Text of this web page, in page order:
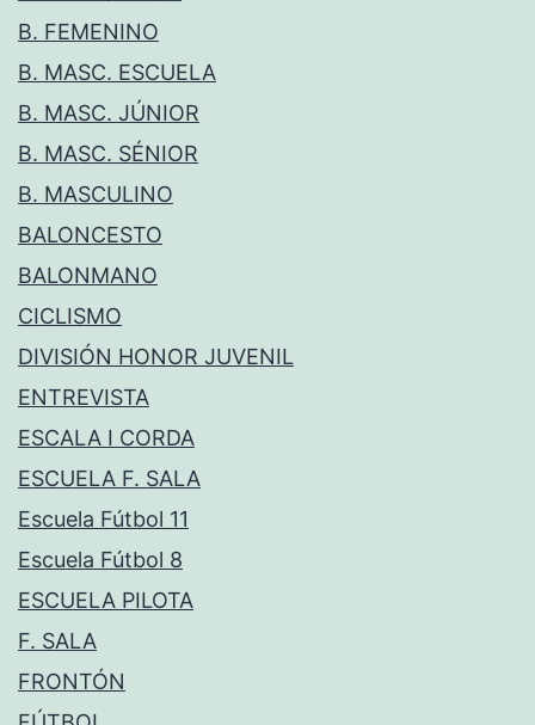
B. FEMENINO
B. MASC. ESCUELA
B. MASC. JÚNIOR
B. MASC. SÉNIOR
B. MASCULINO
BALONCESTO
BALONMANO
CICLISMO
DIVISIÓN HONOR JUVENIL
ENTREVISTA
ESCALA I CORDA
ESCUELA F. SALA
Escuela Fútbol 11
Escuela Fútbol 8
ESCUELA PILOTA
F. SALA
FRONTÓN